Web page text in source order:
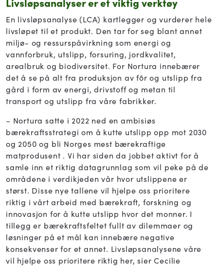
En livsløpsanalyse (LCA) kartlegger og vurderer hele
livsløpet til et produkt. Den tar for seg blant annet
miljø- og ressurspåvirkning som energi og
vannforbruk, utslipp, forsuring, jordkvalitet,
arealbruk og biodiversitet. For Nortura innebærer
det å se på alt fra produksjon av fôr og utslipp fra
gård i form av energi, drivstoff og metan til
transport og utslipp fra våre fabrikker.
– Nortura satte i 2022 ned en ambisiøs
bærekraftsstrategi om å kutte utslipp opp mot 2030
og 2050 og bli Norges mest bærekraftige
matprodusent . Vi har siden da jobbet aktivt for å
samle inn et riktig datagrunnlag som vil peke på de
områdene i verdikjeden vår hvor utslippene er
størst. Disse nye tallene vil hjelpe oss prioritere
riktig i vårt arbeid med bærekraft, forskning og
innovasjon for å kutte utslipp hvor det monner. I
tillegg er bærekraftsfeltet fullt av dilemmaer og
løsninger på et mål kan innebære negative
konsekvenser for et annet. Livsløpsanalysene våre
vil hjelpe oss prioritere riktig her, sier Cecilie